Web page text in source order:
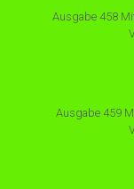
Ausgabe 458
Ausgabe 459